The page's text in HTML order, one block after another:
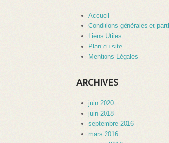
Accueil
Conditions générales et
Liens Utiles
Plan du site
Mentions Légales
ARCHIVES
juin 2020
juin 2018
septembre 2016
mars 2016